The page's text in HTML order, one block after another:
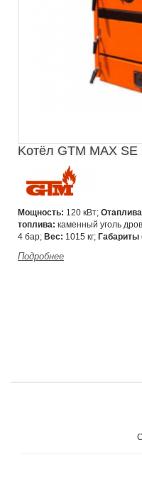
Kотёл GTM MAX SE
Мощность: 120 кВт;
топлива: каменный уголь
4 бар; Вес: 1015 кг;
Подробнее